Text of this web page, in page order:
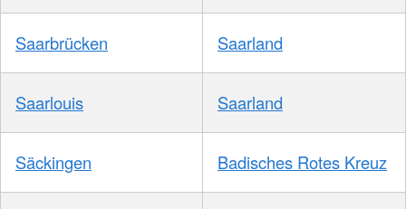
Saarbrücken Saarland
Saarlouis Saarland
Säckingen Badisches Rotes Kreuz